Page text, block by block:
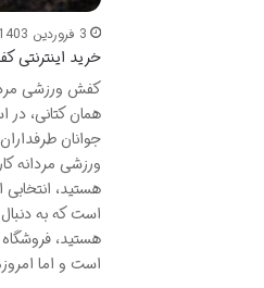
3 فروردین 1403
خرید اینترنتی
کفش ورزشی
همان کتانی، در
جوانان
ورزشی مردانه
هستید،
است که به
هستید،
است و اما